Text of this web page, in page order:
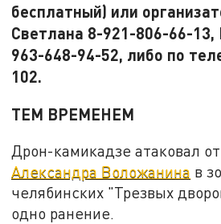
бесплатный) или
Светлана 8-921-806-66-13,
963-648-94-52, либо по
102.
ТЕМ ВРЕМЕНЕМ
Дрон-камикадзе атаковал
Александра Воложанина в
челябинских "Трезвых
одно ранение.